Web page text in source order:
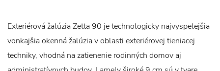
Exteriérová žalúzia Zetta 90 je technologicky najvyspelejšia
vonkajšia okenná žalúzia v oblasti exteriérovej tieniacej
techniky, vhodná na zatienenie rodinných domov aj